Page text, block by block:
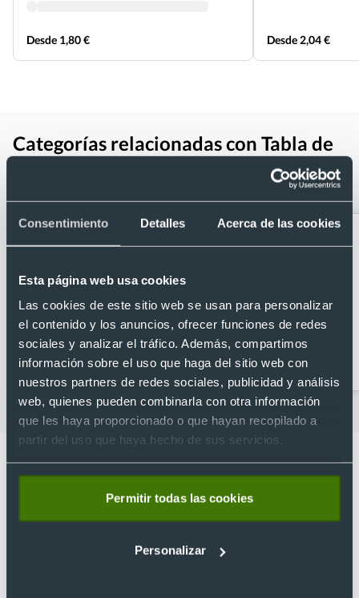
Consentimiento Detalles Acerca de las cookies
Esta página web usa cookies
Las cookies de este sitio web se usan para personalizar
el contenido y los anuncios, ofrecer funciones de redes
sociales y analizar el tráfico. Además, compartimos
información sobre el uso que haga del sitio web con
nuestros partners de redes sociales, publicidad y análisis
web, quienes pueden combinarla con otra información
que les haya proporcionado o que hayan recopilado a
partir del uso que haya hecho de sus servicios.
Permitir todas las cookies
Personalizar
Desde 1,80 € Desde 2,04 €
Categorías relacionadas con Tabla de
madera personalizada con asa y
Abridores
personalizados
Artículos para la cocina
Lo que dicen nuestros clientes